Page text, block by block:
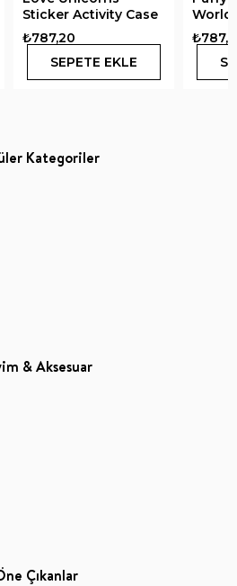
Sticker Activity Case
₺787,20
SEPETE EKLE
World
Kategoriler
& Aksesuar
Çıkanlar